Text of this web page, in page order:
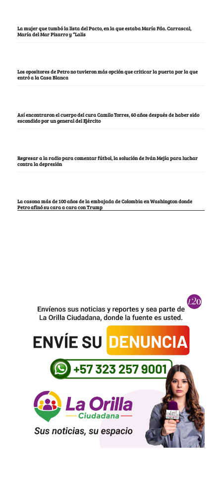
La mujer que tumbó la lista del Pacto, en la que estaba María Fda. Carrascal,
María del Mar Pizarro y “Lalis
Los opositores de Petro no tuvieron más opción que criticar la puerta por la que
entró a la Casa Blanca
Así encontraron el cuerpo del cura Camilo Torres, 60 años después de haber sido
escondido por un general del Ejército
Regresar a la radio para comentar fútbol, la solución de Iván Mejía para luchar
contra la depresión
La casona más de 100 años de la embajada de Colombia en Washington donde
Petro afinó su cara a cara con Trump